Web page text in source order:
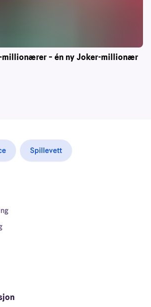
millionærer – én ny Joker-millionær
Spillevett